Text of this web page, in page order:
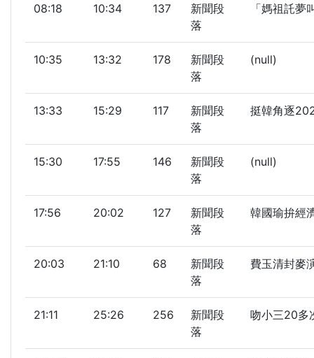
08:18 10:34 137
新聞段
落
「媽祖託
10:35 13:32 178
新聞段
落
(null)
13:33 15:29 117
新聞段
落
挺韓角逐
15:30 17:55 146
新聞段
落
(null)
17:56 20:02 127
新聞段
落
韓國瑜拚經
20:03 21:10 68
新聞段
落
費玉清封麥
21:11 25:26 256
新聞段
落
吻小三20多